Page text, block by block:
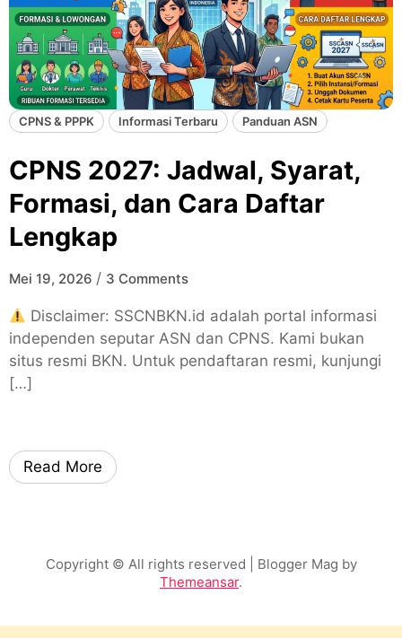
CPNS & PPPK Informasi Terbaru Panduan ASN
CPNS 2027: Jadwal, Syarat,
Formasi, dan Cara Daftar
Lengkap
Mei 19, 2026 / 3 Comments
Disclaimer: SSCNBKN.id adalah portal informasi
independen seputar ASN dan CPNS. Kami bukan
situs resmi BKN. Untuk pendaftaran resmi, kunjungi
[…]
Read More
Copyright © All rights reserved | Blogger Mag by
Themeansar.